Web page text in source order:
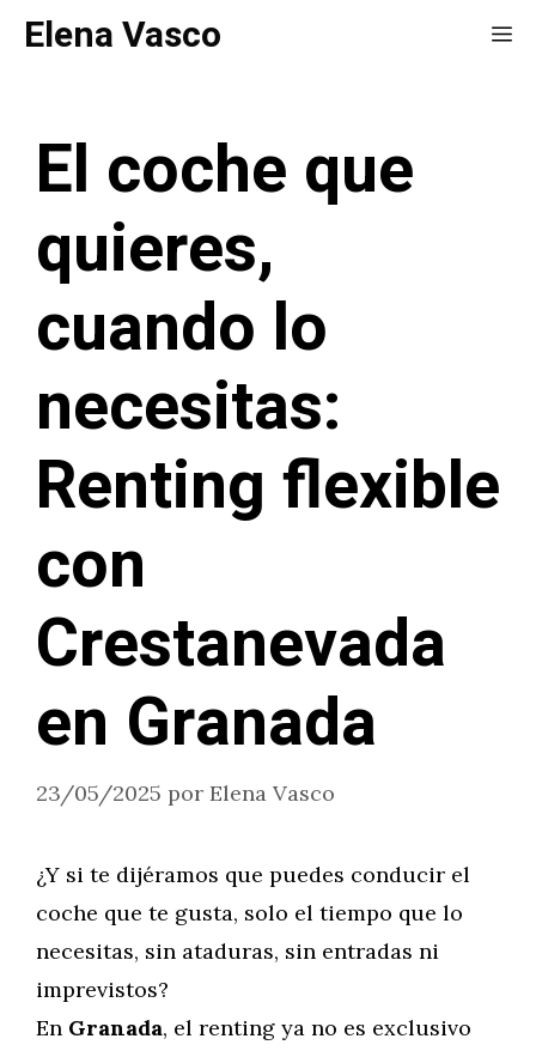
SaltarElena Vasco
El coche que
quieres,
cuando lo
necesitas:
Renting flexible
con
Crestanevada
en Granada
23/05/2025 por Elena Vasco
¿Y si te dijéramos que puedes conducir el
coche que te gusta, solo el tiempo que lo
necesitas, sin ataduras, sin entradas ni
imprevistos?
En Granada, el renting ya no es exclusivo